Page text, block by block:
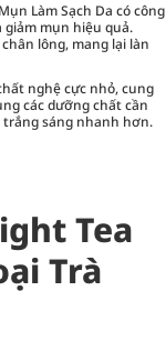
Làm Sạch Da có công
giảm mụn hiệu quả.
lông, mang lại làn
nghệ cực nhỏ, cung
các dưỡng chất cần
sáng nhanh hơn.
Tea
Trà